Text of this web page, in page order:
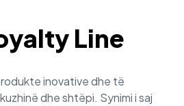
Line
inovative dhe të
dhe shtëpi. Synimi i saj